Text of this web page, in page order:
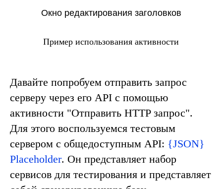
Окно редактирования заголовков
Пример использования активности
Давайте попробуем отправить запрос
серверу через его API с помощью
активности "Отправить HTTP запрос".
Для этого воспользуемся тестовым
сервером с общедоступным API: {JSON}
Placeholder. Он представляет набор
сервисов для тестирования и представляет